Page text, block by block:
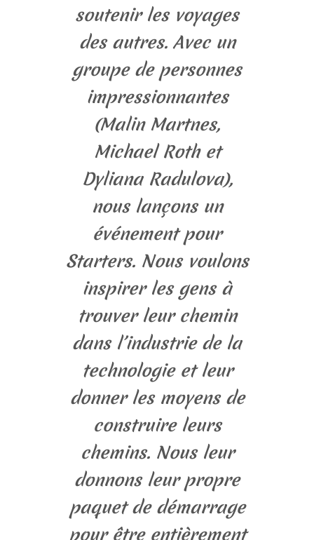
soutenir les voyages
des autres. Avec un
groupe de personnes
impressionnantes
(Malin Martnes,
Michael Roth et
Dyliana Radulova),
nous lançons un
événement pour
Starters. Nous voulons
inspirer les gens à
trouver leur chemin
dans l’industrie de la
technologie et leur
donner les moyens de
construire leurs
chemins. Nous leur
donnons leur propre
paquet de démarrage
pour être entièrement